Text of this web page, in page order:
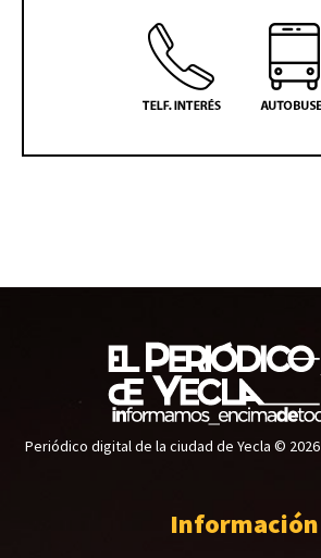
Periódico digital de la ciudad de Yecla © 2026
Información